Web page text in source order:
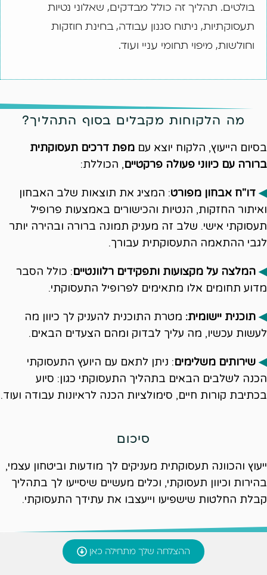
בולטים. תהליך זה כולל מבדקים, שאלוני נטיות
תעסוקתיות, ניתוח סגנון עבודה, בחינת חוזקות
וחולשות, מיפוי תחומי עניי ועוד.
מה הלקוחות מקבלים בסוף התהליך?
בסיום הייעוץ, הלקוח יוצא עם מפת דרכים תעסוקתית
ברורה עם כיווני פעולה פרקטיים, הכוללת:
◀ דו"ח אבחון מפורט: המציג את תוצאות שלב האבחון
ואיתור החזקות, הנטיות והכישורים באמצעות פרופיל
תעסוקתי אישי. שלב זה מעניק תמונה ברורה ובהירה יותר
לגבי ההתאמה התעסוקתית עבורך.
◀ המלצה על מקצועות ותפקידים רלוונטיים: כולל הסבר
מדוע תחומים אלו מתאימים לפרופיל התעסוקתי.
◀ תוכנית יישומית: מטרת התוכנית להעניק לך כיוון מה
לעשות עכשיו, מה עליך לבדוק ומהם הצעדים הבאים.
◀ שירותים משלימים: ניתן לתאם עם היועץ התעסוקתי
הכנה לשלבים הבאים בתהליך התעסוקתי כגון: סיוע
בכתיבת קורות חיים, סימולציות הכנה לראיונות עבודה ועוד.
סיכום
ייעוץ והכוונה תעסוקתית מעניקים לך מודעות וביטחון עצמי,
בהירות וכיוון תעסוקתי, וכלים מעשיים שיסייעו לך בתהליך
קבלת החלטות שישפיעו וייעצבו את עתידך התעסוקתי.
ההצלחה שלך מתחילה כאן